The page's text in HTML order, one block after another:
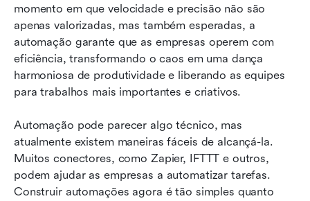
momento em que velocidade e precisão não são
apenas valorizadas, mas também esperadas, a
automação garante que as empresas operem com
eficiência, transformando o caos em uma dança
harmoniosa de produtividade e liberando as equipes
para trabalhos mais importantes e criativos.
Automação pode parecer algo técnico, mas
atualmente existem maneiras fáceis de alcançá-la.
Muitos conectores, como Zapier, IFTTT e outros,
podem ajudar as empresas a automatizar tarefas.
Construir automações agora é tão simples quanto